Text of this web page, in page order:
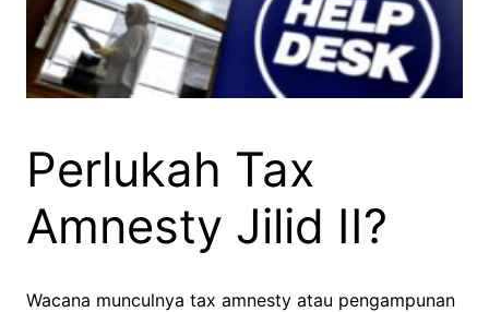
Perlukah Tax
Amnesty Jilid II?
Wacana munculnya tax amnesty atau pengampunan